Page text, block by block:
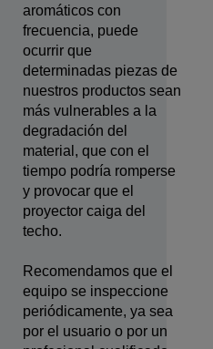
aromáticos con
frecuencia, puede
ocurrir que
determinadas piezas de
nuestros productos sean
más vulnerables a la
degradación del
material, que con el
tiempo podría romperse
y provocar que el
proyector caiga del
techo.
Recomendamos que el
equipo se inspeccione
periódicamente, ya sea
por el usuario o por un